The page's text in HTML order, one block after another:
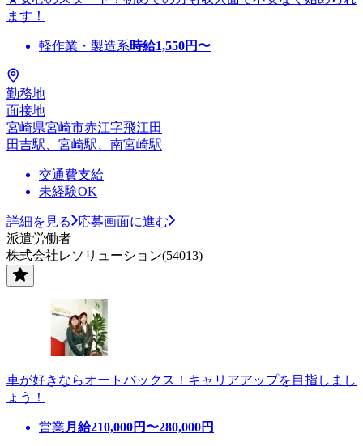
ます！
軽作業・製造系時給1,550円〜
勤務地
面接地
宮崎県宮崎市赤江字飛江田
田吉駅、宮崎駅、南宮崎駅
交通費支給
未経験OK
詳細を見る
応募画面に進む
派遣労働者
株式会社レソリューション(54013)
車が好きならオートバックス！キャリアアップを目指しまし
ょう！
営業 月給210,000円〜280,000円